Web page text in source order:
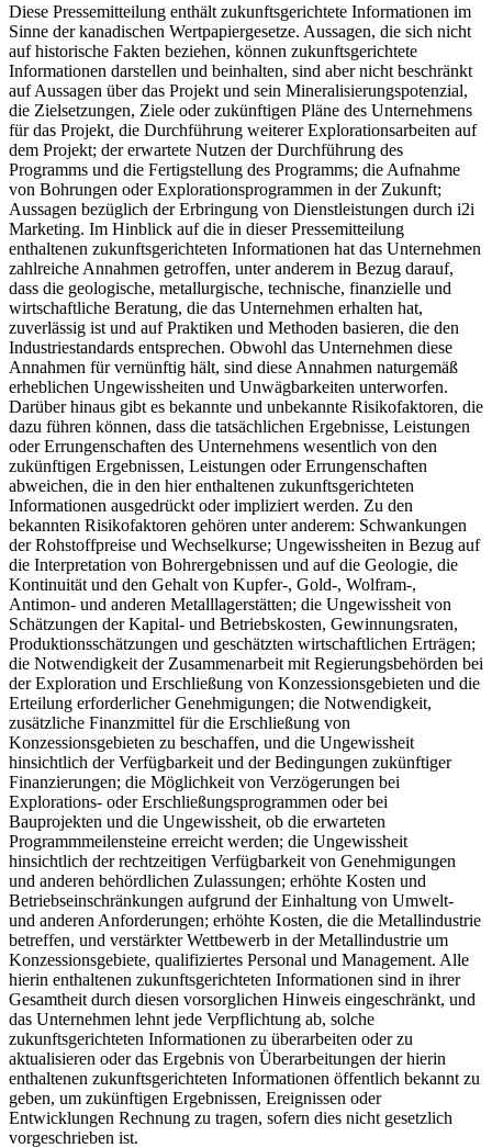
Diese Pressemitteilung enthält zukunftsgerichtete Informationen im
Sinne der kanadischen Wertpapiergesetze. Aussagen, die sich nicht
auf historische Fakten beziehen, können zukunftsgerichtete
Informationen darstellen und beinhalten, sind aber nicht beschränkt
auf Aussagen über das Projekt und sein Mineralisierungspotenzial,
die Zielsetzungen, Ziele oder zukünftigen Pläne des Unternehmens
für das Projekt, die Durchführung weiterer Explorationsarbeiten auf
dem Projekt; der erwartete Nutzen der Durchführung des
Programms und die Fertigstellung des Programms; die Aufnahme
von Bohrungen oder Explorationsprogrammen in der Zukunft;
Aussagen bezüglich der Erbringung von Dienstleistungen durch i2i
Marketing. Im Hinblick auf die in dieser Pressemitteilung
enthaltenen zukunftsgerichteten Informationen hat das Unternehmen
zahlreiche Annahmen getroffen, unter anderem in Bezug darauf,
dass die geologische, metallurgische, technische, finanzielle und
wirtschaftliche Beratung, die das Unternehmen erhalten hat,
zuverlässig ist und auf Praktiken und Methoden basieren, die den
Industriestandards entsprechen. Obwohl das Unternehmen diese
Annahmen für vernünftig hält, sind diese Annahmen naturgemäß
erheblichen Ungewissheiten und Unwägbarkeiten unterworfen.
Darüber hinaus gibt es bekannte und unbekannte Risikofaktoren, die
dazu führen können, dass die tatsächlichen Ergebnisse, Leistungen
oder Errungenschaften des Unternehmens wesentlich von den
zukünftigen Ergebnissen, Leistungen oder Errungenschaften
abweichen, die in den hier enthaltenen zukunftsgerichteten
Informationen ausgedrückt oder impliziert werden. Zu den
bekannten Risikofaktoren gehören unter anderem: Schwankungen
der Rohstoffpreise und Wechselkurse; Ungewissheiten in Bezug auf
die Interpretation von Bohrergebnissen und auf die Geologie, die
Kontinuität und den Gehalt von Kupfer-, Gold-, Wolfram-,
Antimon- und anderen Metalllagerstätten; die Ungewissheit von
Schätzungen der Kapital- und Betriebskosten, Gewinnungsraten,
Produktionsschätzungen und geschätzten wirtschaftlichen Erträgen;
die Notwendigkeit der Zusammenarbeit mit Regierungsbehörden bei
der Exploration und Erschließung von Konzessionsgebieten und die
Erteilung erforderlicher Genehmigungen; die Notwendigkeit,
zusätzliche Finanzmittel für die Erschließung von
Konzessionsgebieten zu beschaffen, und die Ungewissheit
hinsichtlich der Verfügbarkeit und der Bedingungen zukünftiger
Finanzierungen; die Möglichkeit von Verzögerungen bei
Explorations- oder Erschließungsprogrammen oder bei
Bauprojekten und die Ungewissheit, ob die erwarteten
Programmmeilensteine erreicht werden; die Ungewissheit
hinsichtlich der rechtzeitigen Verfügbarkeit von Genehmigungen
und anderen behördlichen Zulassungen; erhöhte Kosten und
Betriebseinschränkungen aufgrund der Einhaltung von Umwelt-
und anderen Anforderungen; erhöhte Kosten, die die Metallindustrie
betreffen, und verstärkter Wettbewerb in der Metallindustrie um
Konzessionsgebiete, qualifiziertes Personal und Management. Alle
hierin enthaltenen zukunftsgerichteten Informationen sind in ihrer
Gesamtheit durch diesen vorsorglichen Hinweis eingeschränkt, und
das Unternehmen lehnt jede Verpflichtung ab, solche
zukunftsgerichteten Informationen zu überarbeiten oder zu
aktualisieren oder das Ergebnis von Überarbeitungen der hierin
enthaltenen zukunftsgerichteten Informationen öffentlich bekannt zu
geben, um zukünftigen Ergebnissen, Ereignissen oder
Entwicklungen Rechnung zu tragen, sofern dies nicht gesetzlich
vorgeschrieben ist.